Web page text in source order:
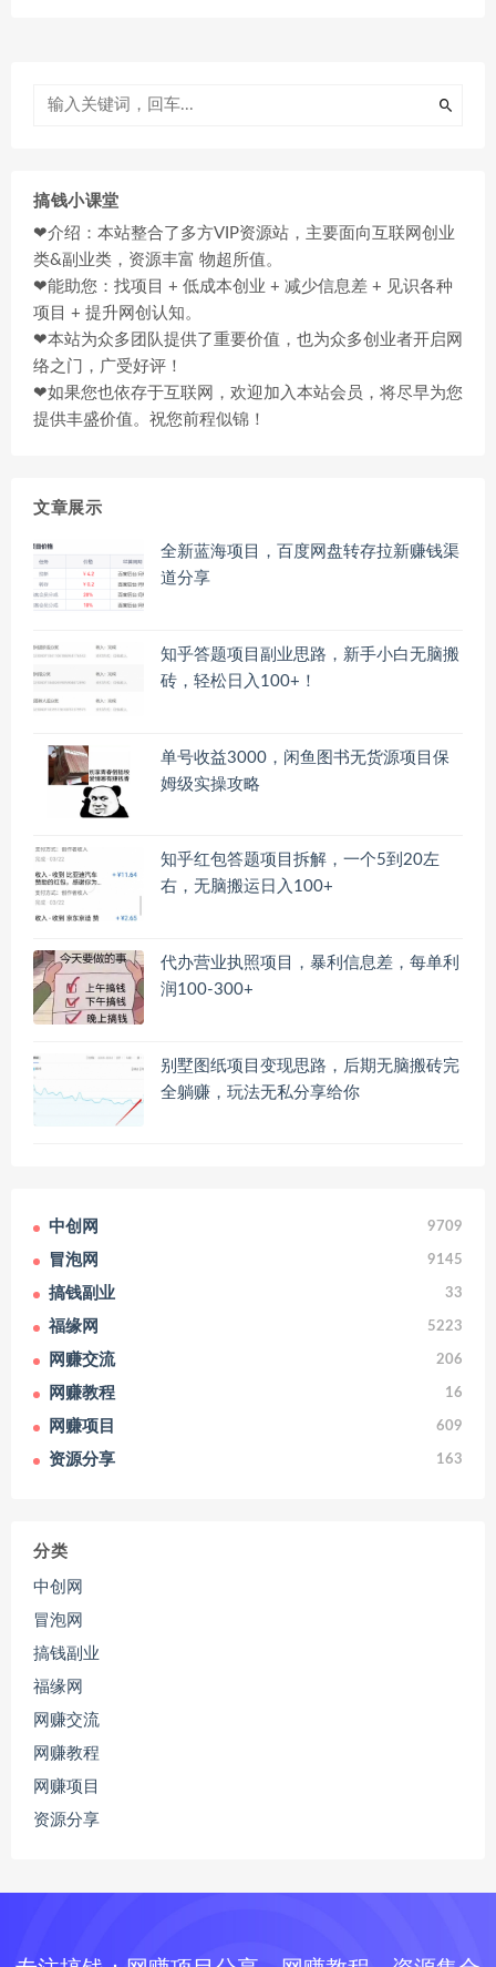
搞钱小课堂
❤介绍：本站整合了多方VIP资源站，主要面向互联网创业
类&副业类，资源丰富 物超所值。
❤能助您：找项目 + 低成本创业 + 减少信息差 + 见识各种
项目 + 提升网创认知。
❤本站为众多团队提供了重要价值，也为众多创业者开启网
络之门，广受好评！
❤如果您也依存于互联网，欢迎加入本站会员，将尽早为您
提供丰盛价值。祝您前程似锦！
文章展示
全新蓝海项目，百度网盘转存拉新赚钱渠
道分享
知乎答题项目副业思路，新手小白无脑搬
砖，轻松日入100+！
单号收益3000，闲鱼图书无货源项目保
姆级实操攻略
知乎红包答题项目拆解，一个5到20左
右，无脑搬运日入100+
代办营业执照项目，暴利信息差，每单利
润100-300+
别墅图纸项目变现思路，后期无脑搬砖完
全躺赚，玩法无私分享给你
中创网 9709
冒泡网 9145
搞钱副业 33
福缘网 5223
网赚交流 206
网赚教程 16
网赚项目 609
资源分享 163
分类
中创网
冒泡网
搞钱副业
福缘网
网赚交流
网赚教程
网赚项目
资源分享